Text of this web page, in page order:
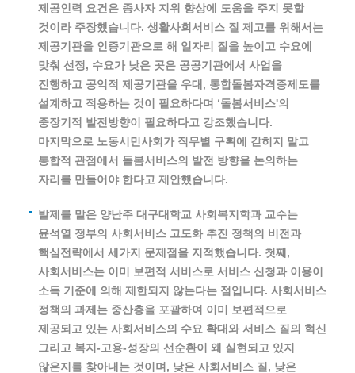
제공인력 요건은 종사자 지위 향상에 도움을 주지 못할
것이라 주장했습니다. 생활사회서비스 질 제고를 위해서는
제공기관을 인증기관으로 해 일자리 질을 높이고 수요에
맞춰 선정, 수요가 낮은 곳은 공공기관에서 사업을
진행하고 공익적 제공기관을 우대, 통합돌봄자격증제도를
설계하고 적용하는 것이 필요하다며 ‘돌봄서비스'의
중장기적 발전방향이 필요하다고 강조했습니다.
마지막으로 노동시민사회가 직무별 구획에 갇히지 말고
통합적 관점에서 돌봄서비스의 발전 방향을 논의하는
자리를 만들어야 한다고 제안했습니다.
발제를 맡은 양난주 대구대학교 사회복지학과 교수는
윤석열 정부의 사회서비스 고도화 추진 정책의 비전과
핵심전략에서 세가지 문제점을 지적했습니다. 첫째,
사회서비스는 이미 보편적 서비스로 서비스 신청과 이용이
소득 기준에 의해 제한되지 않는다는 점입니다. 사회서비스
정책의 과제는 중산층을 포괄하여 이미 보편적으로
제공되고 있는 사회서비스의 수요 확대와 서비스 질의 혁신
그리고 복지-고용-성장의 선순환이 왜 실현되고 있지
않은지를 찾아내는 것이며, 낮은 사회서비스 질, 낮은